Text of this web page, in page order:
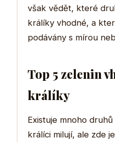
však vědět, které
králíky vhodné, a
podávány s mírou
Top 5 zelenin
králíky
Existuje mnoho
králíci milují, ale zde